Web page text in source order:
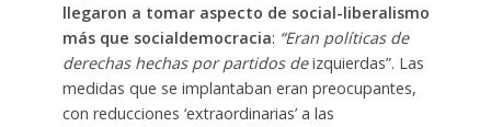
llegaron a tomar aspecto de social-liberalismo
más que socialdemocracia: “Eran políticas de
derechas hechas por partidos deizquierdas”. Las
medidas que se implantaban eran preocupantes,
con reducciones ‘extraordinarias’ a las